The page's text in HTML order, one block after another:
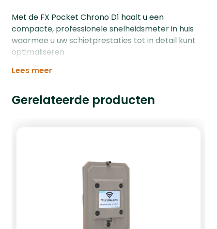
Met de FX Pocket Chrono D1 haalt u een
compacte, professionele snelheidsmeter in huis
waarmee u uw schietprestaties tot in detail kunt
optimaliseren.
Lees meer
Gerelateerde producten